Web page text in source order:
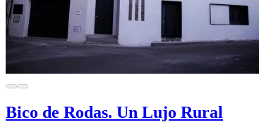
Bico de Rodas. Un Lujo Rural